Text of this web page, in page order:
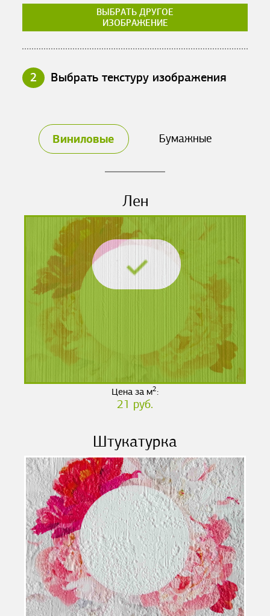
ВЫБРАТЬ ДРУГОЕ
ИЗОБРАЖЕНИЕ
2 Выбрать текстуру изображения
Виниловые Бумажные
Лен
Цена за м2:
21 руб.
Штукатурка